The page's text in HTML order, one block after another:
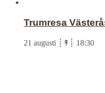
Trumresa
21 augusti ┊↟┊ 18:30